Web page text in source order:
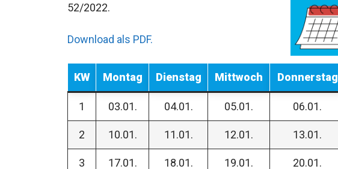
52/2022.
Download als PDF.
KW Montag Dienstag Mittwoch Donnerstag
1 03.01. 04.01. 05.01. 06.01.
2 10.01. 11.01. 12.01. 13.01.
3 17.01. 18.01. 19.01. 20.01.